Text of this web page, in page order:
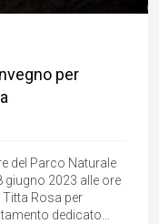
per
del Parco Naturale
giugno 2023 alle ore
Titta Rosa per
dedicato...